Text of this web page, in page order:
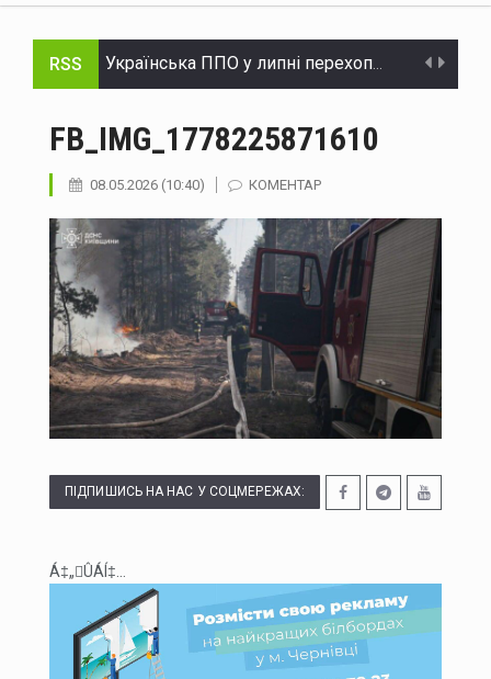
RSS
Через ДТП на Вокзальній у Чернівцях ускладнився рух тролейбусів №3 та №5
рф атакувала Україну шістьма балістичними ракетами та 151 дроном: ППО знешкодила 135 цілей
Український гросмейстер Василь Іванчук увійде до Зали світової шахової слави
FB_IMG_1778225871610
08.05.2026 (10:40) КОМЕНТАР
ПІДПИШИСЬ НА НАС У СОЦМЕРЕЖАХ:
Á‡„ÛÁÍ‡...